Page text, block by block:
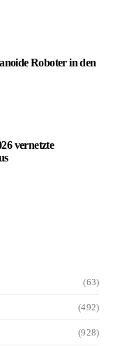
Roboter in den
vernetzte
(63)
(492)
(928)